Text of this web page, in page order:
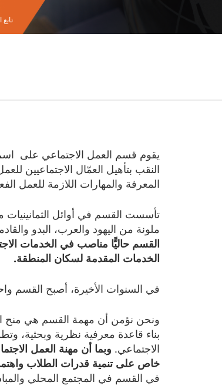
تابع
يقوم قسم العمل الاجتماعي على
النقب بتأهيل العمّال الاجتماعيين
المعرفة والمهارات اللازمة للعمل
تأسست القسم في أوائل الثمانينيات
ملونة من اليهود والعرب، البدو والقادمين
القسم حاليًّا مناصب في الخدمات
الخدمات المقدمة لسكان المنطقة.
في السنوات الأخيرة، أصبح القسم
ونحن نؤمن أن مهمة القسم هي منح
بناء قاعدة معرفية نظرية وبحثية،
الاجتماعي. وبما أن مهنة العمل
خاص على تنمية قدرات الطلاب
في القسم في المجتمع المحلي